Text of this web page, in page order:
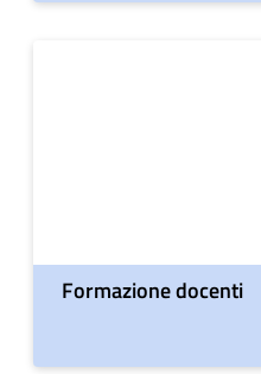
Formazione docenti